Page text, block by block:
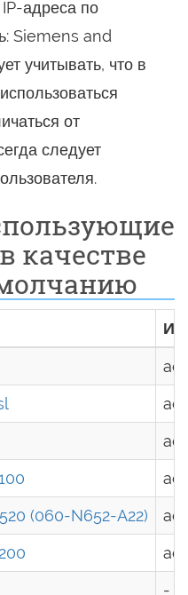
IP-адреса по
Siemens and
учитывать, что в
от
следует
качестве
(060-N652-A22)
-